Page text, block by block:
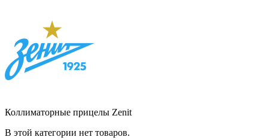
Коллиматорные прицелы Zenit
В этой категории нет товаров.